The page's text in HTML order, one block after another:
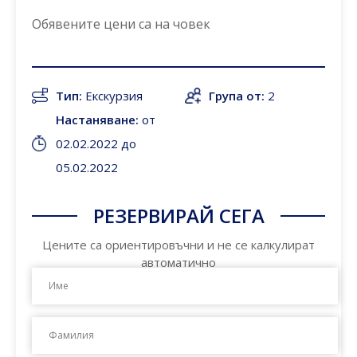
Обявените цени са на човек
Тип: Екскурзия
Настаняване: от
02.02.2022 до
05.02.2022
Група от: 2
РЕЗЕРВИРАЙ СЕГА
Цените са ориентировъчни и не се калкулират
автоматично